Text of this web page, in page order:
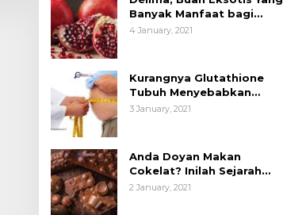
Banyak Manfaat bagi
Tubuh
4 January, 2021
Kurangnya Glutathione
Tubuh Menyebabkan
Obesitas
3 January, 2021
Anda Doyan Makan
Cokelat? Inilah Sejarah
Awalnya Cokelat di Dunia
2 January, 2021